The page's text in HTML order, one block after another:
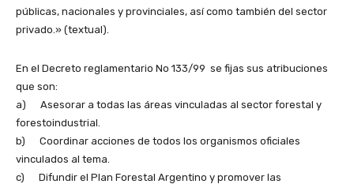
públicas, nacionales y provinciales, así como también del sector
privado.» (textual).
En el Decreto reglamentario No 133/99 se fijas sus atribuciones
que son:
a) Asesorar a todas las áreas vinculadas al sector forestal y
forestoindustrial.
b) Coordinar acciones de todos los organismos oficiales
vinculados al tema.
c) Difundir el Plan Forestal Argentino y promover las